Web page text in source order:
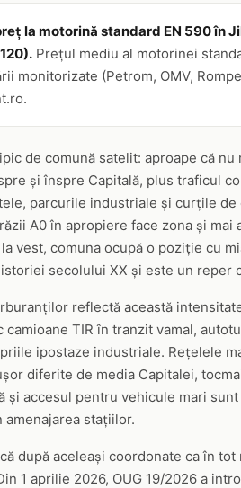
la motorină standard EN 590 în
Prețul mediu al motorinei
monitorizate (Petrom, OMV,
de comună satelit: aproape că
și înspre Capitală, plus traficul
parcurile industriale și curțile
A0 în apropiere face zona și
vest, comuna ocupă o poziție cu
secolului XX și este un
reflectă această
camioane TIR în tranzit vamal,
ipostaze industriale. Rețelele
diferite de media Capitalei,
și accesul pentru vehicule mari
stațiilor.
după aceleași coordonate ca în
1 aprilie 2026, OUG 19/2026 a